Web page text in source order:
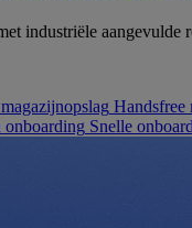
industriële aangevulde
Handsfree
Snelle